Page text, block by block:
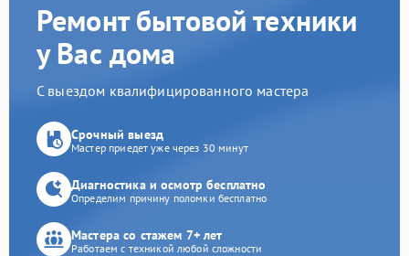
Ремонт бытовой техники
у Вас дома
С выездом квалифицированного мастера
Срочный выезд
Мастер приедет уже через 30 минут
Диагностика и осмотр бесплатно
Определим причину поломки бесплатно
Мастера со стажем 7+ лет
Работаем с техникой любой сложности